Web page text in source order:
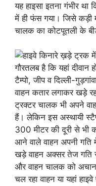
यह हाइसा इतना गंभीर था
में ही फंस गया। जिसे कड़ी
चालक का कोटपूतली के
गौरतलब है कि यहां दीवान
टैम्पो, जीप व दिल्ली-
वाहन कतार लगाकर खड़े
ट्रक्टर चालक भी अपने
हैं। लेकिन इस अस्थायी
300 मीटर की दूरी से
आने वाले वाहन अपनी गति
खड़े वाहन अक्सर तेज
और वाहन चालक को
चल रहा वाहन या यहां